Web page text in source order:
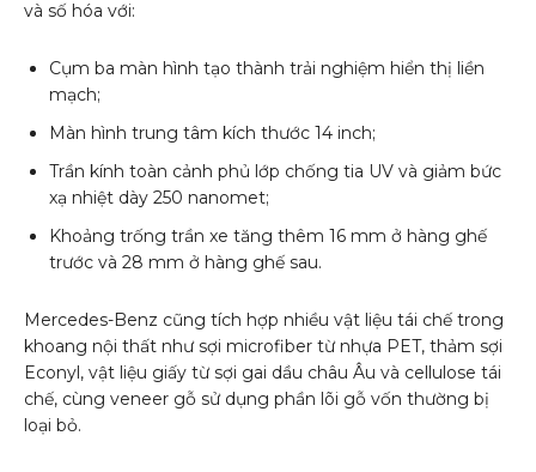
và số hóa với:
Cụm ba màn hình tạo thành trải nghiệm hiển thị liền
mạch;
Màn hình trung tâm kích thước 14 inch;
Trần kính toàn cảnh phủ lớp chống tia UV và giảm bức
xạ nhiệt dày 250 nanomet;
Khoảng trống trần xe tăng thêm 16 mm ở hàng ghế
trước và 28 mm ở hàng ghế sau.
Mercedes-Benz cũng tích hợp nhiều vật liệu tái chế trong
khoang nội thất như sợi microfiber từ nhựa PET, thảm sợi
Econyl, vật liệu giấy từ sợi gai dầu châu Âu và cellulose tái
chế, cùng veneer gỗ sử dụng phần lõi gỗ vốn thường bị
loại bỏ.